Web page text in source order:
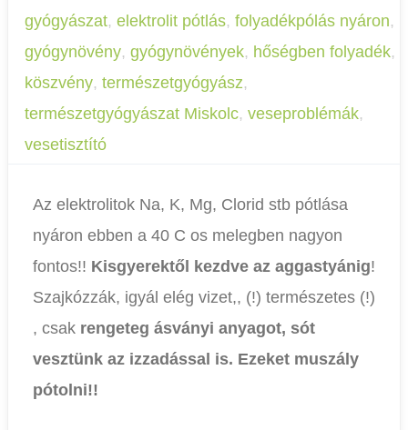
gyógyászat, elektrolit pótlás, folyadékpólás nyáron,
gyógynövény, gyógynövények, hőségben folyadék,
köszvény, természetgyógyász,
természetgyógyászat Miskolc, veseproblémák,
vesetisztító
Az elektrolitok Na, K, Mg, Clorid stb pótlása
nyáron ebben a 40 C os melegben nagyon
fontos!! Kisgyerektől kezdve az aggastyánig!
Szajkózzák, igyál elég vizet,, (!) természetes (!)
, csak rengeteg ásványi anyagot, sót
vesztünk az izzadással is. Ezeket muszály
pótolni!!